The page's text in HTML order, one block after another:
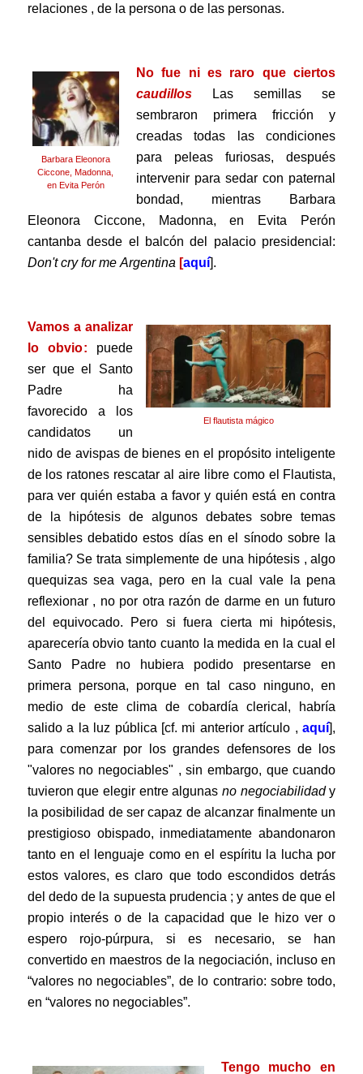
relaciones , de la persona o de las personas.
Barbara Eleonora
Ciccone, Madonna,
en Evita Perón
No fue ni es raro que ciertos
caudillos
Las semillas se
sembraron primera fricción y
creadas todas las condiciones
para peleas furiosas,
después
intervenir para sedar con paternal
bondad, mientras Barbara
Eleonora Ciccone, Madonna, en Evita Perón
cantanba desde el balcón del palacio presidencial:
Don'tcryfor me Argentina [aquí].
El flautista mágico
Vamos a analizar
lo obvio:
puede
ser que el Santo
Padre ha
favorecido a los
candidatos un
nido de avispas de bienes en el propósito inteligente
de los ratones rescatar al aire libre como el Flautista,
para ver quién estaba a favor y quién está en contra
de la hipótesis de algunos debates sobre temas
sensibles debatido estos días en el sínodo sobre la
familia? Se trata simplemente de una hipótesis , algo
quequizas sea vaga, pero en la cual vale la pena
reflexionar , no por otra razón de darme en un futuro
del equivocado. Pero si fuera cierta mi hipótesis,
aparecería obvio tanto cuanto la medida en la cual el
Santo Padre no hubiera podido presentarse en
primera persona, porque en tal caso ninguno, en
medio de este clima de cobardía clerical, habría
salido a la luz pública [cf. mi anterior artículo , aquí],
para comenzar por los grandes defensores de los
"valores no negociables" , sin embargo, que cuando
tuvieron que elegir entre algunas no negociabilidady
la posibilidad de ser capaz de alcanzar finalmente un
prestigioso obispado, inmediatamente abandonaron
tanto en el lenguaje como en el espíritu la lucha por
estos valores, es claro que todo escondidos detrás
del dedo de la supuesta prudencia ; y antes de que el
propio interés o de la capacidad que le hizo ver o
espero rojo-púrpura, si es necesario, se han
convertido en maestros de la negociación, incluso en
“valores no negociables”, de lo contrario: sobre todo,
en “valores no negociables”.
Tengo mucho en